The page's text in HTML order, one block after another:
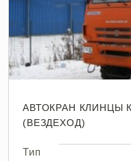
АВТОКРАН КЛИНЦЫ
(ВЕЗДЕХОД)
Тип